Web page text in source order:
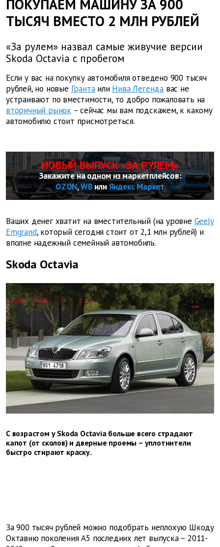
ПОКУПАЕМ МАШИНУ ЗА 900
ТЫСЯЧ ВМЕСТО 2 МЛН РУБЛЕЙ
«За рулем» назвал самые живучие версии
Skoda Octavia с пробегом
Если у вас на покупку автомобиля отведено 900 тысяч
рублей, но новые Грантаили Нива Легенда вас не
устраивают по вместимости, то добро пожаловать на
вторичный рынок – сейчас мы вам подскажем, к какому
автомобилю стоит присмотреться.
НОВЫЙ ВЫПУСК «ЗА РУЛЕМ»
Закажите на одном из маркетплейсов:
OZON,WBилиЯндекс Маркет
Ваших денег хватит на вместительный (на уровне Geely
Emgrand, который сегодня стоит от 2,1 млн рублей) и
вполне надежный семейный автомобиль.
Skoda Octavia
С возрастом у Skoda Octavia больше всего страдают
капот (от сколов) и дверные проемы – уплотнители
быстро стирают краску.
За 900 тысяч рублей можно подобрать неплохую Шкоду
Октавию поколения А5 последних лет выпуска – 2011-